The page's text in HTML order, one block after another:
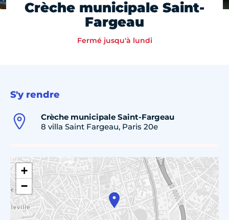
Crèche municipale Saint-
Fargeau
Fermé jusqu'à lundi
S'y rendre
Crèche municipale Saint-Fargeau
8 villa Saint Fargeau, Paris 20e
+
−